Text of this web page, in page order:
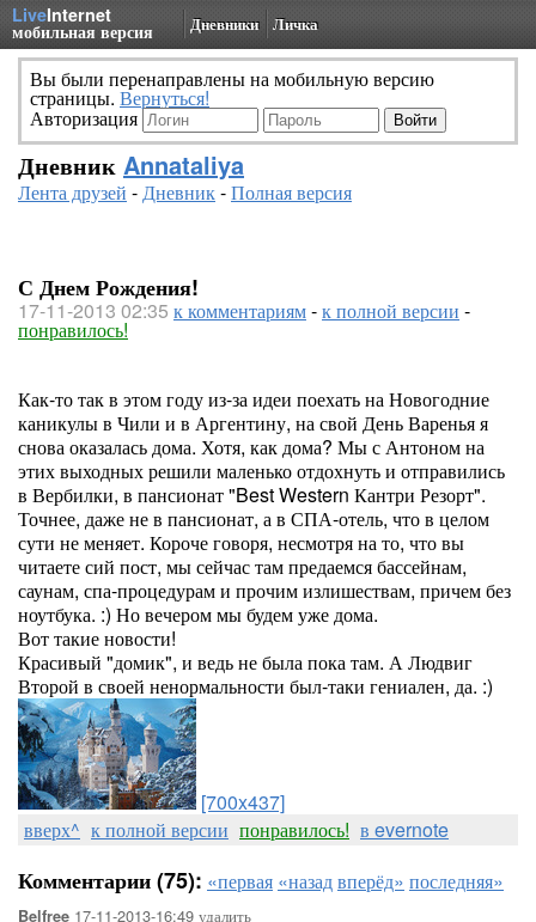
LiveInternet
мобильная версия Дневники Личка
Вы были перенаправлены на мобильную версию
страницы. Вернуться!
Авторизация
Дневник Annataliya
Лента друзей -Дневник-Полная версия
С Днем Рождения!
17-11-2013 02:35 к комментариям-к полной версии -
понравилось!
Как-то так в этом году из-за идеи поехать на Новогодние
каникулы в Чили и в Аргентину, на свой День Варенья я
снова оказалась дома. Хотя, как дома? Мы с Антоном на
этих выходных решили маленько отдохнуть и отправились
в Вербилки, в пансионат "Best Western Кантри Резорт".
Точнее, даже не в пансионат, а в СПА-отель, что в целом
сути не меняет. Короче говоря, несмотря на то, что вы
читаете сий пост, мы сейчас там предаемся бассейнам,
саунам, спа-процедурам и прочим излишествам, причем без
ноутбука. :) Но вечером мы будем уже дома.
Вот такие новости!
Красивый "домик", и ведь не была пока там. А Людвиг
Второй в своей ненормальности был-таки гениален, да. :)
[700x437]
вверх^ к полной версии понравилось! в evernote
Комментарии (75): «первая «назадвперёд» последняя»
Belfree 17-11-2013-16:49 удалить